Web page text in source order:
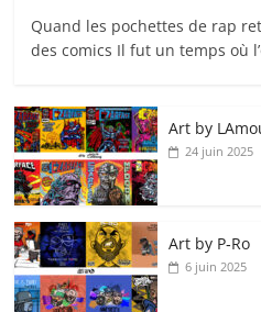
Quand les pochettes de rap
des comics Il fut un temps où
Art by
24 juin 2025
Art by P‑Ro
6 juin 2025